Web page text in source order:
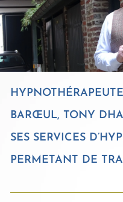
BARŒUL, TONY
SES SERVICES
PERMETANT DE